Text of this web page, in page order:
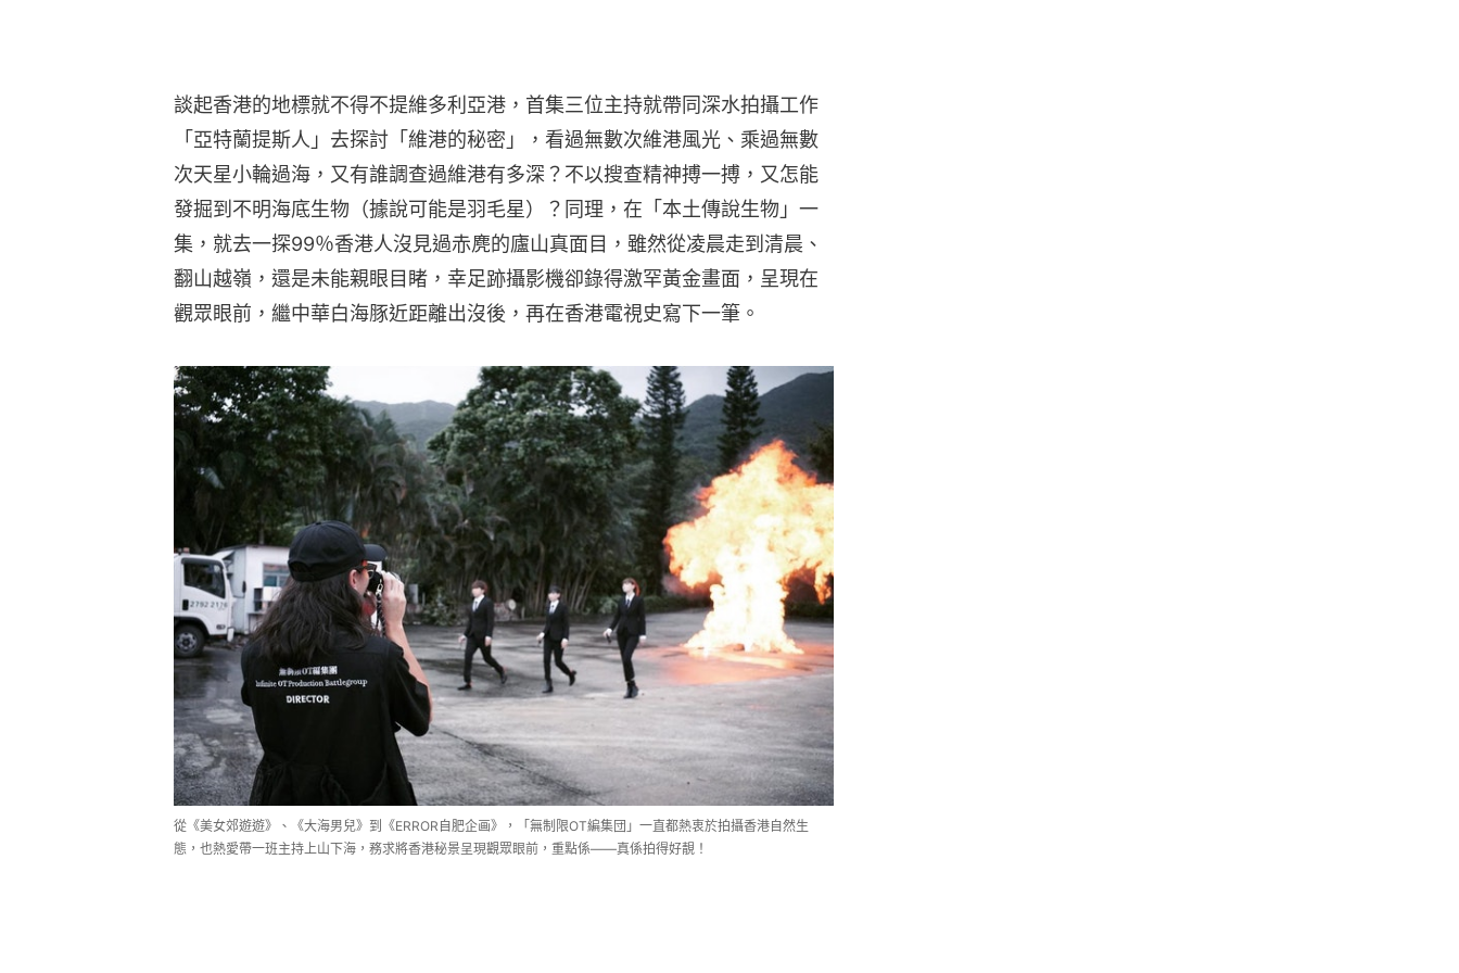
談起香港的地標就不得不提維多利亞港，首集三位主持就帶同深水拍攝工作
「亞特蘭提斯人」去探討「維港的秘密」，看過無數次維港風光、乘過無數
次天星小輪過海，又有誰調查過維港有多深？不以搜查精神搏一搏，又怎能
發掘到不明海底生物（據說可能是羽毛星）？同理，在「本土傳說生物」一
集，就去一探99％香港人沒見過赤麂的廬山真面目，雖然從凌晨走到清晨、
翻山越嶺，還是未能親眼目睹，幸足跡攝影機卻錄得激罕黃金畫面，呈現在
觀眾眼前，繼中華白海豚近距離出沒後，再在香港電視史寫下一筆。
從《美女郊遊遊》、《大海男兒》到《ERROR自肥企画》，「無制限OT編集団」一直都熱衷於拍攝香港自然生
態，也熱愛帶一班主持上山下海，務求將香港秘景呈現觀眾眼前，重點係——真係拍得好靚！